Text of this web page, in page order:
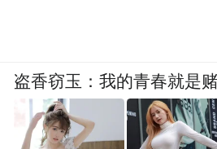
盗香窃玉：我的青春就是